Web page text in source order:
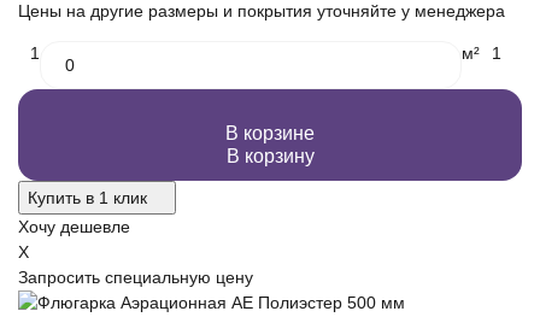
Цены на другие размеры и покрытия уточняйте у менеджера
1 м² 1
В корзине
В корзину
Купить в 1 клик
Хочу дешевле
X
Запросить специальную цену